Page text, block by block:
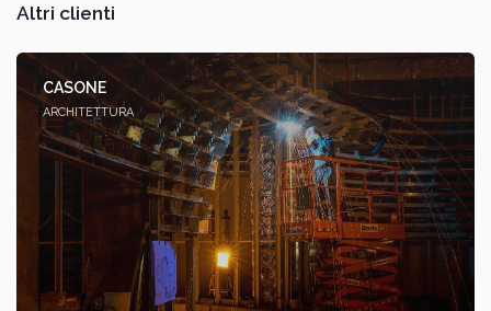
Altri clienti
CASONE
ARCHITETTURA